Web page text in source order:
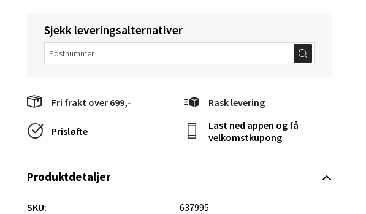
Sjekk leveringsalternativer
Fri frakt over 699,- Rask levering
Prisløfte
Last ned appen og få
velkomstkupong
Produktdetaljer
SKU:
637995